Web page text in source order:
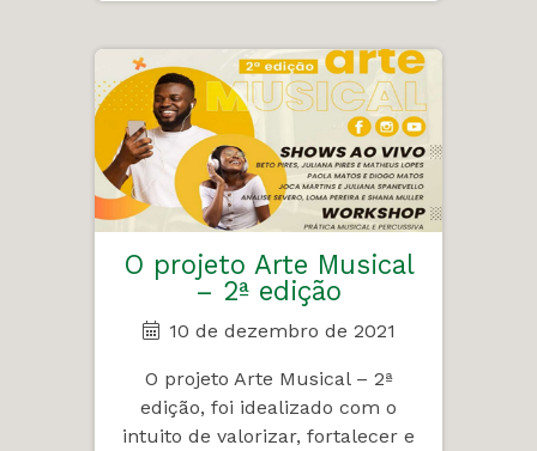
O projeto Arte Musical
– 2ª edição
10 de dezembro de 2021
O projeto Arte Musical – 2ª
edição, foi idealizado com o
intuito de valorizar, fortalecer e